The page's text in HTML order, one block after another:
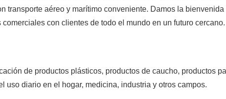
transporte aéreo y marítimo conveniente. Damos la
con clientes de todo el mundo en un futuro cercano.
de productos plásticos, productos de caucho, productos
uso diario en el hogar, medicina, industria y otros campos.